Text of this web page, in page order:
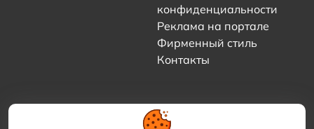
конфиденциальности
Реклама на портале
Фирменный стиль
Контакты